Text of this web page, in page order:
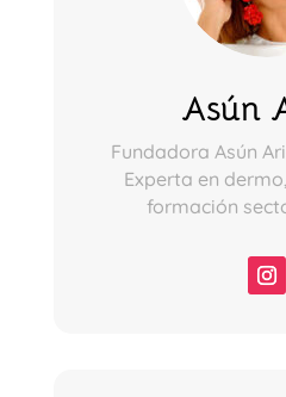
Asún
Fundadora Asún
Experta en
formación